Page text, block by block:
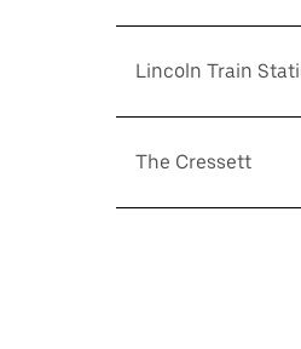
Lincoln Train
The Cressett